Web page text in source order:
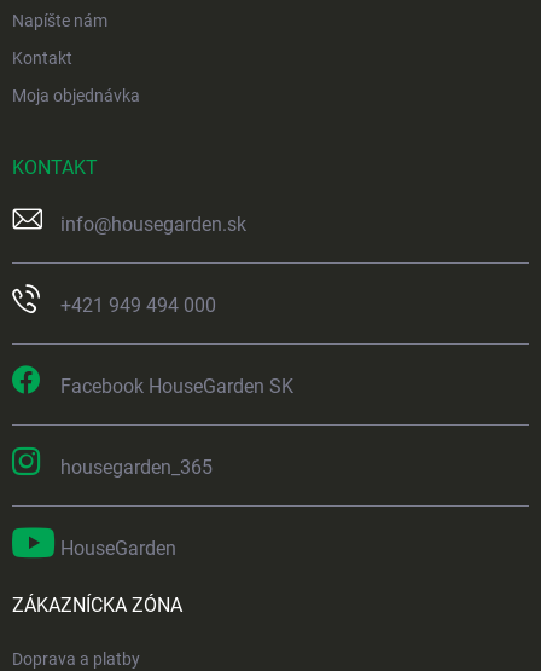
Napíšte nám
Kontakt
Moja objednávka
KONTAKT
info@housegarden.sk
+421 949 494 000
Facebook HouseGarden SK
housegarden_365
HouseGarden
ZÁKAZNÍCKA ZÓNA
Doprava a platby